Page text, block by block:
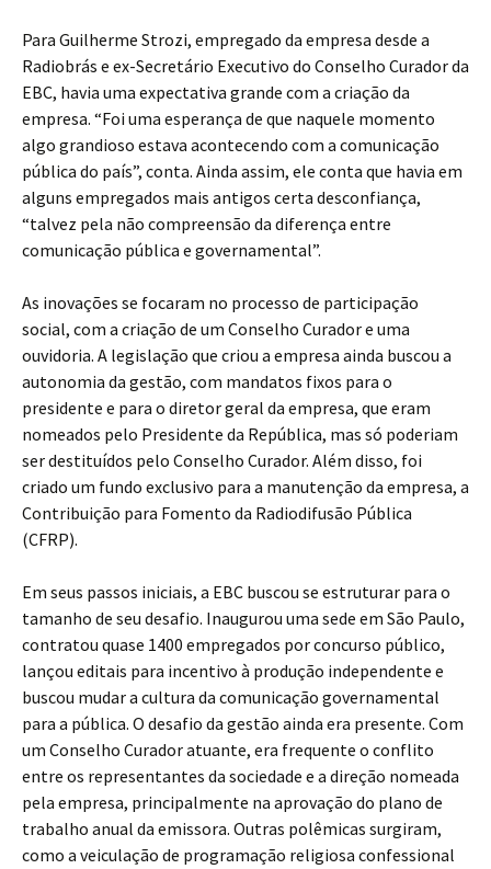
Para Guilherme Strozi, empregado da empresa desde a
Radiobrás e ex-Secretário Executivo do Conselho Curador da
EBC, havia uma expectativa grande com a criação da
empresa. “Foi uma esperança de que naquele momento
algo grandioso estava acontecendo com a comunicação
pública do país”, conta. Ainda assim, ele conta que havia em
alguns empregados mais antigos certa desconfiança,
“talvez pela não compreensão da diferença entre
comunicação pública e governamental”.
As inovações se focaram no processo de participação
social, com a criação de um Conselho Curador e uma
ouvidoria. A legislação que criou a empresa ainda buscou a
autonomia da gestão, com mandatos fixos para o
presidente e para o diretor geral da empresa, que eram
nomeados pelo Presidente da República, mas só poderiam
ser destituídos pelo Conselho Curador. Além disso, foi
criado um fundo exclusivo para a manutenção da empresa, a
Contribuição para Fomento da Radiodifusão Pública
(CFRP).
Em seus passos iniciais, a EBC buscou se estruturar para o
tamanho de seu desafio. Inaugurou uma sede em São Paulo,
contratou quase 1400 empregados por concurso público,
lançou editais para incentivo à produção independente e
buscou mudar a cultura da comunicação governamental
para a pública. O desafio da gestão ainda era presente. Com
um Conselho Curador atuante, era frequente o conflito
entre os representantes da sociedade e a direção nomeada
pela empresa, principalmente na aprovação do plano de
trabalho anual da emissora. Outras polêmicas surgiram,
como a veiculação de programação religiosa confessional